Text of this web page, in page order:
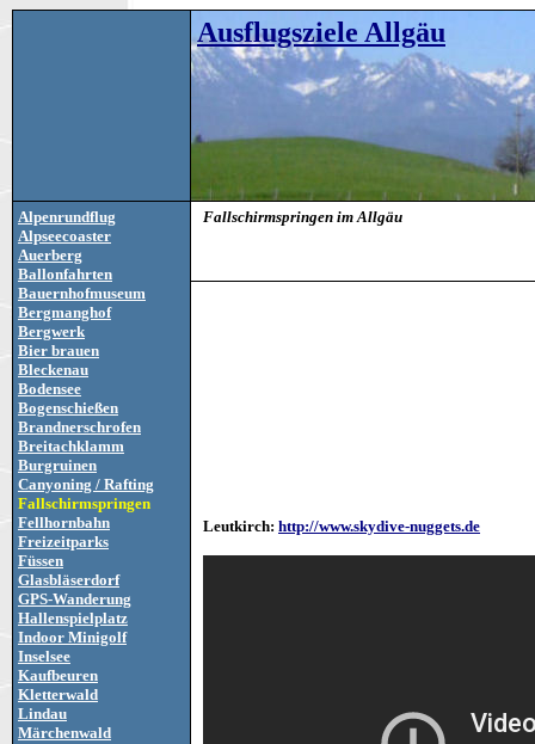
Ausflugsziele Allgäu
Alpenrundflug
Alpseecoaster
Auerberg
Ballonfahrten
Bauernhofmuseum
Bergmanghof
Bergwerk
Bier brauen
Bleckenau
Bodensee
Bogenschießen
Brandnerschrofen
Breitachklamm
Burgruinen
Canyoning / Rafting
Fallschirmspringen
Fellhornbahn
Freizeitparks
Füssen
Glasbläserdorf
GPS-Wanderung
Hallenspielplatz
Indoor Minigolf
Inselsee
Kaufbeuren
Kletterwald
Lindau
Märchenwald
Fallschirmspringen im Allgäu
Leutkirch: http://www.skydive-nuggets.de